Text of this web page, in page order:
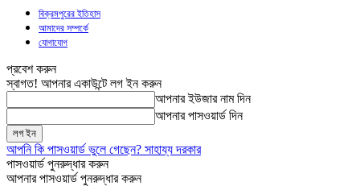
বিক্রমপুরের ইতিহাস
আমাদের সম্পর্কে
যোগাযোগ
প্রবেশ করুন
স্বাগত! আপনার একাউন্টে লগ ইন করুন
আপনার ইউজার নাম দিন
আপনার পাসওয়ার্ড দিন
আপনি কি পাসওয়ার্ড ভুলে গেছেন? সাহায্য দরকার
পাসওয়ার্ড পুনরুদ্ধার করুন
আপনার পাসওয়ার্ড পুনরুদ্ধার করুন